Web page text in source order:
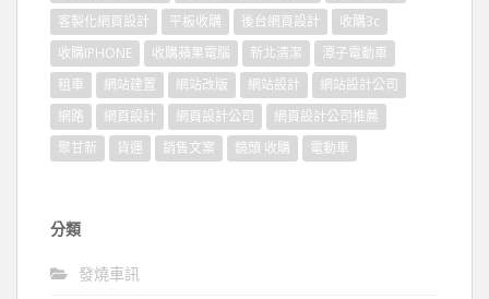
客製化網頁設計
平板收購 後台網頁設計
收購3c
收購IPHONE
收購蘋果電腦 新北清潔
潭子電動車
租車
網站建置 網站改版 網站設計
網站設計公司
網路
網頁設計 網頁設計公司
網頁設計公司推薦
聚甘新
貨運 銷售文案 鏡頭 收購 電動車
分類
發燒車訊